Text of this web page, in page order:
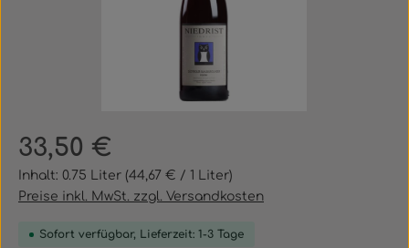
Regulärer Preis:
33,50 €
Inhalt: 0.75 Liter (44,67 € / 1 Liter)
Preise inkl. MwSt. zzgl. Versandkosten
Sofort verfügbar, Lieferzeit: 1-3 Tage